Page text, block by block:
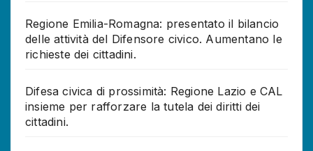
Regione Emilia-Romagna: presentato il bilancio
delle attività del Difensore civico. Aumentano le
richieste dei cittadini.
Difesa civica di prossimità: Regione Lazio e CAL
insieme per rafforzare la tutela dei diritti dei
cittadini.